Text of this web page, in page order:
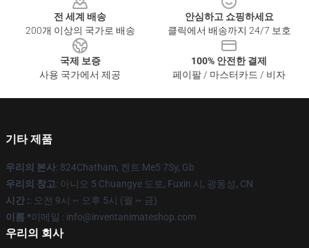
전 세계 배송
200개 이상의 국가로 배송
안심하고 쇼핑하세요
클릭에서 배송까지 24/7 보호
국제 보증
사용 국가에서 제공
100% 안전한 결제
페이팔 / 마스터카드 / 비자
기타 제품
우리의 본사: 824Chatham, 켄트 Me5 7Sy, Gb
우리의 창고: 아니오 5 Chuangye 도로, Fuxin 시, 광동성, CN
시간 :: 오전 9시 ~ 오후 5시 (월 ~ 금)
이름 *이메일 : info@inventanimateshop.com
우리의 회사